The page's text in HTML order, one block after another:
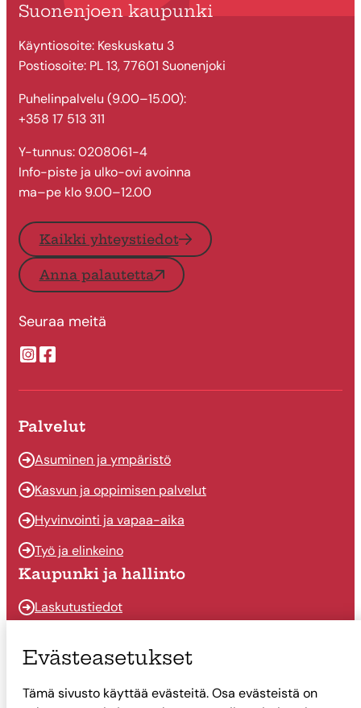
Suonenjoen kaupunki
Käyntiosoite: Keskuskatu 3
Postiosoite: PL 13, 77601 Suonenjoki
Puhelinpalvelu (9.00–15.00):
+358 17 513 311
Y-tunnus: 0208061-4
Info-piste ja ulko-ovi avoinna
ma–pe klo 9.00–12.00
Kaikki yhteystiedot
Anna palautetta
Seuraa meitä
Suonenjoen kaupungin Instragram
Suonenjoen kaupungin Facebook
Palvelut
Asuminen ja ympäristö
Kasvun ja oppimisen palvelut
Hyvinvointi ja vapaa-aika
Työ ja elinkeino
Kaupunki ja hallinto
Laskutustiedot
Päätöksenteko
Talous
Evästeasetukset
Tämä sivusto käyttää evästeitä. Osa evästeistä on